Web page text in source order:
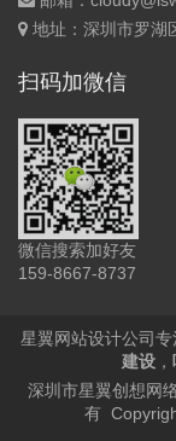
地址：深圳市罗湖
扫码加微信
微信搜索加好友
159-8667-8737
星翼网站设计公司专
建设 ，
深圳市星翼创想网
有